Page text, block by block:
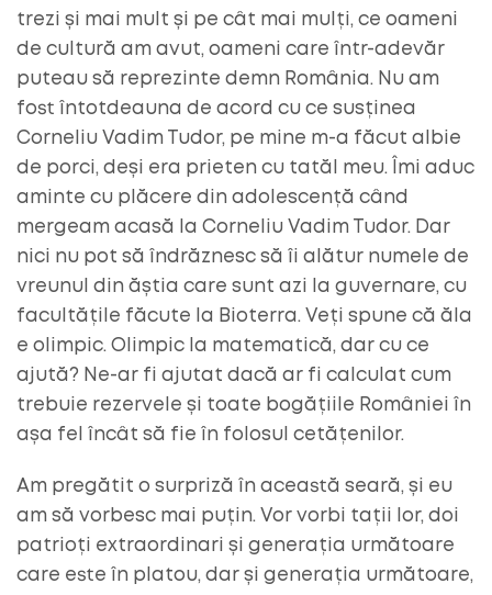
trezi și mai mult și pe cât mai mulți, ce oameni
de cultură am avut, oameni care într-adevăr
puteau să reprezinte demn România. Nu am
fost întotdeauna de acord cu ce susținea
Corneliu Vadim Tudor, pe mine m-a făcut albie
de porci, deși era prieten cu tatăl meu. Îmi aduc
aminte cu plăcere din adolescență când
mergeam acasă la Corneliu Vadim Tudor. Dar
nici nu pot să îndrăznesc să îi alătur numele de
vreunul din ăștia care sunt azi la guvernare, cu
facultățile făcute la Bioterra. Veți spune că ăla
e olimpic. Olimpic la matematică, dar cu ce
ajută? Ne-ar fi ajutat dacă ar fi calculat cum
trebuie rezervele și toate bogățiile României în
așa fel încât să fie în folosul cetățenilor.
Am pregătit o surpriză în această seară, și eu
am să vorbesc mai puțin. Vor vorbi tații lor, doi
patrioți extraordinari și generația următoare
care este în platou, dar și generația următoare,